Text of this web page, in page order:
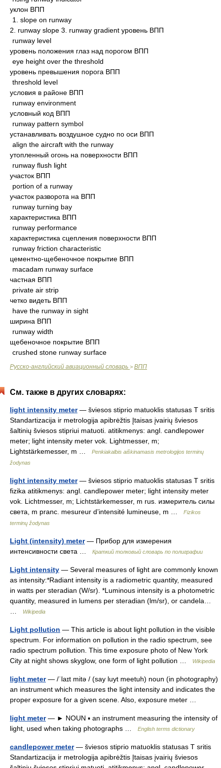
уклон ВПП
1. slope on runway
2. runway slope 3. runway gradient уровень ВПП
runway level
уровень положения глаз над порогом ВПП
eye height over the threshold
уровень превышения порога ВПП
threshold level
условия в районе ВПП
runway environment
условный код ВПП
runway pattern symbol
устанавливать воздушное судно по оси ВПП
align the aircraft with the runway
утопленный огонь на поверхности ВПП
runway flush light
участок ВПП
portion of a runway
участок разворота на ВПП
runway turning bay
характеристика ВПП
runway performance
характеристика сцепления поверхности ВПП
runway friction characteristic
цементно-щебеночное покрытие ВПП
macadam runway surface
частная ВПП
private air strip
четко видеть ВПП
have the runway in sight
ширина ВПП
runway width
щебеночное покрытие ВПП
crushed stone runway surface
Русско-английский авиационный словарь > ВПП
См. также в других словарях:
light intensity meter— šviesos stiprio matuoklis statusas T sritis
Standartizacija ir metrologija apibrėžtis Įtaisas įvairių šviesos
šaltinių šviesos stipriui matuoti. atitikmenys: angl. candlepower
meter; light intensity meter vok. Lightmesser, m;
Lightstärkemesser, m …
Penkiakalbis aiškinamasis metrologijos terminų
žodynas
light intensity meter— šviesos stiprio matuoklis statusas T sritis
fizika atitikmenys: angl. candlepower meter; light intensity meter
vok. Lichtmesser, m; Lichtstärkemesser, m rus. измеритель силы
света, m pranc. mesureur d’intensité lumineuse, m …
Fizikos
terminų žodynas
Light (intensity) meter— Прибор для измерения
интенсивности света …
Краткий толковый словарь по полиграфии
Light intensity — Several measures of light are commonly known
as intensity:*Radiant intensity is a radiometric quantity, measured
in watts per steradian (W/sr). *Luminous intensity is a photometric
quantity, measured in lumens per steradian (lm/sr), or candela…
Wikipedia
Light pollution — This article is about light pollution in the visible
spectrum. For information on pollution in the radio spectrum, see
radio spectrum pollution. This time exposure photo of New York
City at night shows skyglow, one form of light pollution …
Wikipedia
light meter— /ˈlaɪt mitə / (say luyt meetuh) noun (in photography)
an instrument which measures the light intensity and indicates the
proper exposure for a given scene. Also, exposure meter …
light meter— ► NOUN ▪ an instrument measuring the intensity of
light, used when taking photographs …
English terms dictionary
candlepower meter— šviesos stiprio matuoklis statusas T sritis
Standartizacija ir metrologija apibrėžtis Įtaisas įvairių šviesos